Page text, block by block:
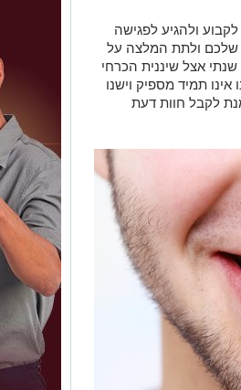
ולהגיע לפגישה
שלכם ולתת המלצה על
אצל שיננית הכרחי
אינו תמיד מספיק וישנו
לקבל חוות דעת